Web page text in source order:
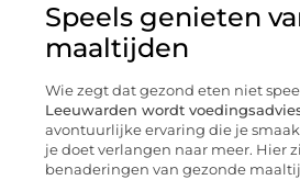
Speels genieten
maaltijden
Wie zegt dat gezond eten niet
Leeuwarden wordt
avontuurlijke ervaring die je
je doet verlangen naar meer. Hier
benaderingen van gezonde